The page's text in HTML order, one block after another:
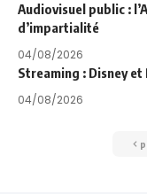
Audiovisuel public :
d’impartialité
04/08/2026
Streaming : Disney
04/08/2026